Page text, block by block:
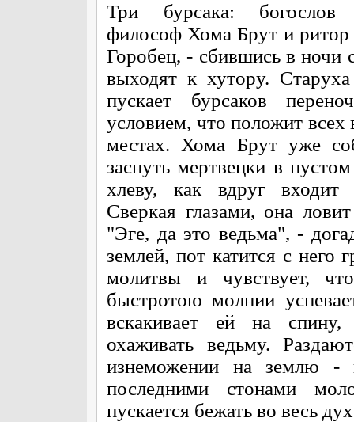
Три бурсака: богослов
философ Хома Брут и ритор
Горобец, - сбившись в ночи
выходят к хутору. Старуха
пускает бурсаков
условием, что положит всех
местах. Хома Брут уже
заснуть мертвецки в
хлеву, как вдруг входит
Сверкая глазами, она
"Эге, да это ведьма", -
землей, пот катится с него
молитвы и чувствует,
быстротою молнии
вскакивает ей на спину,
охаживать ведьму.
изнеможении на землю
последними стонами
пускается бежать во весь